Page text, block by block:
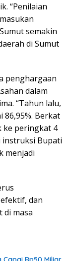
“Penilaian
semakin
di Sumut
penghargaan
dalam
“Tahun lalu,
86,95%. Berkat
ke peringkat 4
instruksi Bupati
menjadi
dan
di masa